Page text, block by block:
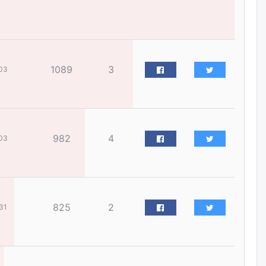
зогсоож, Арабын орнуудаас
Худалдагч Н.Амарзаяа:
дүүрдэг
АИ-92 шатахууны нийлүүлэлт
1089 3
982 4
825 2